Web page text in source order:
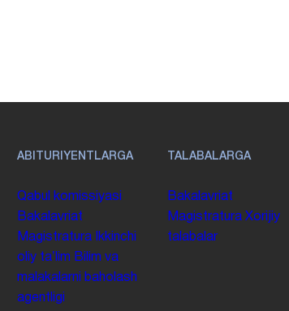
ABITURIYENTLARGA
Qabul komissiyasi
Bakalavriat
Magistratura
Ikkinchi
oliy taʼlim Bilim va
malakalarni baholash
agentligi
TALABALARGA
Bakalavriat
Magistratura Xorijiy
talabalar